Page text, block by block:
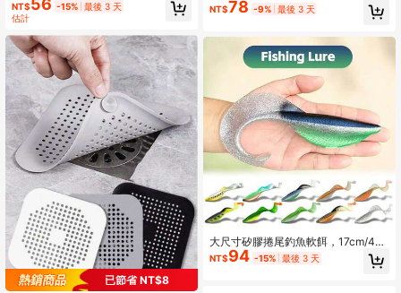
NT$ -15% 最後 3 天
估計
已節省 NT$8
NT$78 -9% 最後 3 天
大尺寸矽膠捲尾釣魚軟餌，17cm/40
g，大餌釣魚誘餌，逼真游動動作，適
合遠投，適用於船釣與岸釣
NT$94 -15% 最後 3 天